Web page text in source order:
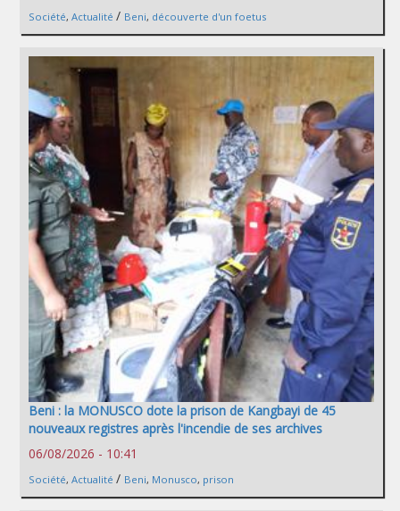
Société, Actualité / Beni, découverte d'un foetus
Beni : la MONUSCO dote la prison de Kangbayi de 45
nouveaux registres après l'incendie de ses archives
06/08/2026 - 10:41
Société, Actualité / Beni, Monusco, prison